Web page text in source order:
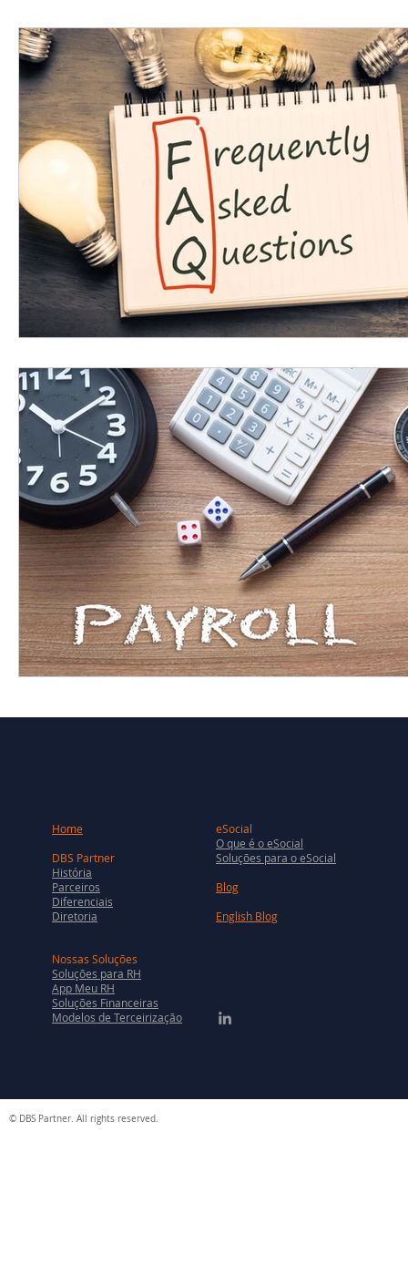
Home
DBS Partner
História
Parceiros
Diferenciais
Diretoria
eSocial
O que é o eSocial
Soluções para o eSocial
Blog
English Blog
Nossas Soluções
Soluções para RH
App Meu RH
Soluções Financeiras
Modelos de Terceirização
© DBS Partner. All rights reserved.